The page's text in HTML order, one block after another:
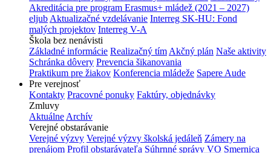
Akreditácia pre program Erasmus+ mládež (2021 – 2027)
eljub Aktualizačné vzdelávanie Interreg SK-HU: Fond
malých projektov Interreg V-A
Škola bez nenávisti
Základné informácie Realizačný tím Akčný plán Naše aktivity
Schránka dôvery Prevencia šikanovania
Praktikum pre žiakov Konferencia mládeže Sapere Aude
Pre verejnosť
Kontakty Pracovné ponuky Faktúry, objednávky
Zmluvy
Aktuálne Archív
Verejné obstarávanie
Verejné výzvy Verejné výzvy školská jedáleň Zámery na
prenájom Profil obstarávateľa Súhrnné správy VO Smernica